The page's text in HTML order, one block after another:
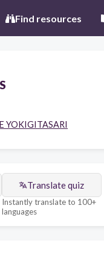
Find resources
YOKIGITASARI
Translate quiz
Instantly translate to 100+
languages